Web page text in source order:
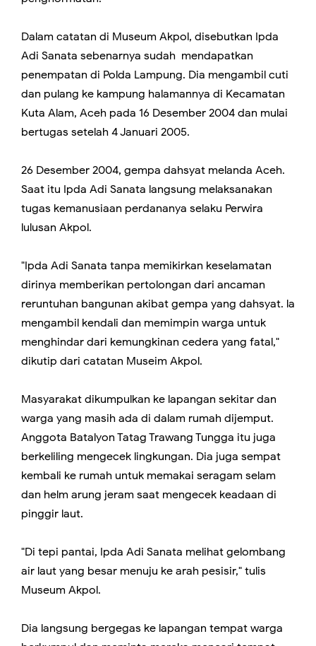
Dalam catatan di Museum Akpol, disebutkan Ipda
Adi Sanata sebenarnya sudah mendapatkan
penempatan di Polda Lampung. Dia mengambil cuti
dan pulang ke kampung halamannya di Kecamatan
Kuta Alam, Aceh pada 16 Desember 2004 dan mulai
bertugas setelah 4 Januari 2005.
26 Desember 2004, gempa dahsyat melanda Aceh.
Saat itu Ipda Adi Sanata langsung melaksanakan
tugas kemanusiaan perdananya selaku Perwira
lulusan Akpol.
"Ipda Adi Sanata tanpa memikirkan keselamatan
dirinya memberikan pertolongan dari ancaman
reruntuhan bangunan akibat gempa yang dahsyat. la
mengambil kendali dan memimpin warga untuk
menghindar dari kemungkinan cedera yang fatal,"
dikutip dari catatan Museim Akpol.
Masyarakat dikumpulkan ke lapangan sekitar dan
warga yang masih ada di dalam rumah dijemput.
Anggota Batalyon Tatag Trawang Tungga itu juga
berkeliling mengecek lingkungan. Dia juga sempat
kembali ke rumah untuk memakai seragam selam
dan helm arung jeram saat mengecek keadaan di
pinggir laut.
"Di tepi pantai, Ipda Adi Sanata melihat gelombang
air laut yang besar menuju ke arah pesisir," tulis
Museum Akpol.
Dia langsung bergegas ke lapangan tempat warga